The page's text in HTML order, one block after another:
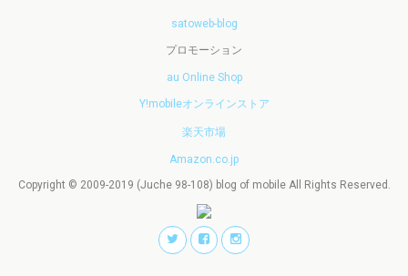
satoweb-blog
プロモーション
au Online Shop
Y!mobileオンラインストア
楽天市場
Amazon.co.jp
Copyright © 2009-2019 (Juche 98-108) blog of mobile All Rights Reserved.